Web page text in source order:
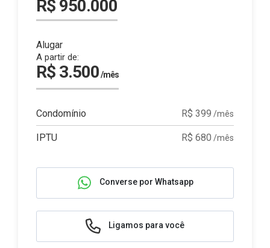
R$ 950.000
Alugar
A partir de:
R$ 3.500/mês
Condomínio R$ 399 /mês
IPTU R$ 680 /mês
Converse por Whatsapp
Ligamos para você